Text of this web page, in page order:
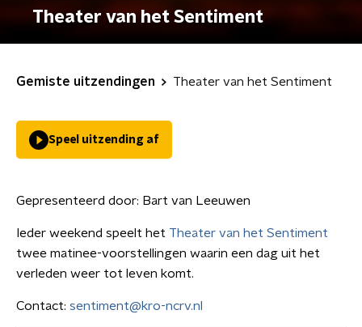
Theater van het Sentiment
Gemiste uitzendingen Theater van het Sentiment
Speel uitzending af
Gepresenteerd door: Bart van Leeuwen
Ieder weekend speelt het Theater van het Sentiment
twee matinee-voorstellingen waarin een dag uit het
verleden weer tot leven komt.
Contact: sentiment@kro-ncrv.nl